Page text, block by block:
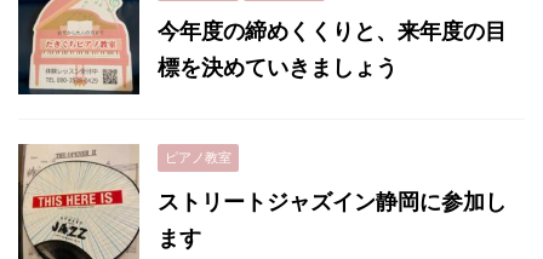
今年度の締めくくりと、来年度の目
標を決めていきましょう
ピアノ教室
ストリートジャズイン静岡に参加し
ます